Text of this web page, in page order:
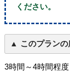
ください。
このプランの
3時間～4時間程度